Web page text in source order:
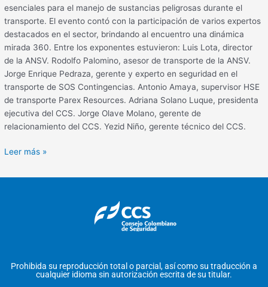
esenciales para el manejo de sustancias peligrosas durante el
transporte. El evento contó con la participación de varios expertos
destacados en el sector, brindando al encuentro una dinámica
mirada 360. Entre los exponentes estuvieron: Luis Lota, director
de la ANSV. Rodolfo Palomino, asesor de transporte de la ANSV.
Jorge Enrique Pedraza, gerente y experto en seguridad en el
transporte de SOS Contingencias. Antonio Amaya, supervisor HSE
de transporte Parex Resources. Adriana Solano Luque, presidenta
ejecutiva del CCS. Jorge Olave Molano, gerente de
relacionamiento del CCS. Yezid Niño, gerente técnico del CCS.
Leer más »
Prohibida su reproducción total o parcial, así como su traducción a
cualquier idioma sin autorización escrita de su titular.